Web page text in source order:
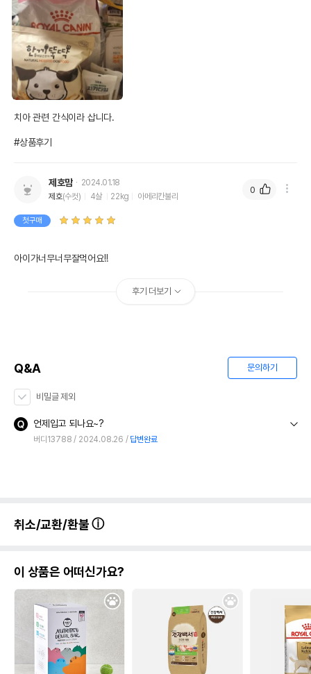
치아 관련 간식이라 삽니다.
#상품후기
제호맘
2024.01.18
제호(수컷) 4살 22kg 아메리칸불리
첫구매
아이가너무너무잘먹어요!!
0
후기 더보기
Q&A 문의하기
비밀글 제외
언제입고 되나요~?
버디13788 2024.08.26 답변완료
취소/교환/환불
이 상품은 어떠신가요?